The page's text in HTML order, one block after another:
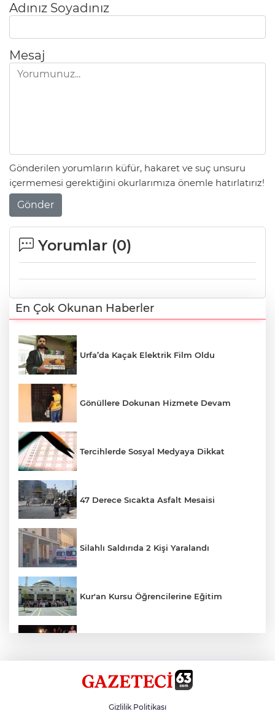
Adınız Soyadınız
Mesaj
Gönderilen yorumların küfür, hakaret ve suç unsuru
içermemesi gerektiğini okurlarımıza önemle hatırlatırız!
Gönder
Yorumlar (0)
En Çok Okunan Haberler
Urfa’da Kaçak Elektrik Film Oldu
Gönüllere Dokunan Hizmete Devam
Tercihlerde Sosyal Medyaya Dikkat
47 Derece Sıcakta Asfalt Mesaisi
Silahlı Saldırıda 2 Kişi Yaralandı
Kur'an Kursu Öğrencilerine Eğitim
Siverek’te Mahmut Gülel Dönemi
Gizlilik Politikası